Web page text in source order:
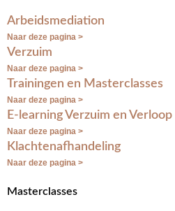
Arbeidsmediation
Naar deze pagina >
Verzuim
Naar deze pagina >
Trainingen en Masterclasses
Naar deze pagina >
E-learning Verzuim en Verloop
Naar deze pagina >
Klachtenafhandeling
Naar deze pagina >
Masterclasses